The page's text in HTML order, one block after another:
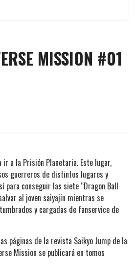
MISSION #01
a la Prisión Planetaria. Este lugar,
guerreros de distintos lugares y
para conseguir las siete “Dragon Ball
al joven saiyajin mientras se
y cargadas de fanservice de
páginas de la revista Saikyo Jump de la
Mission se publicará en tomos